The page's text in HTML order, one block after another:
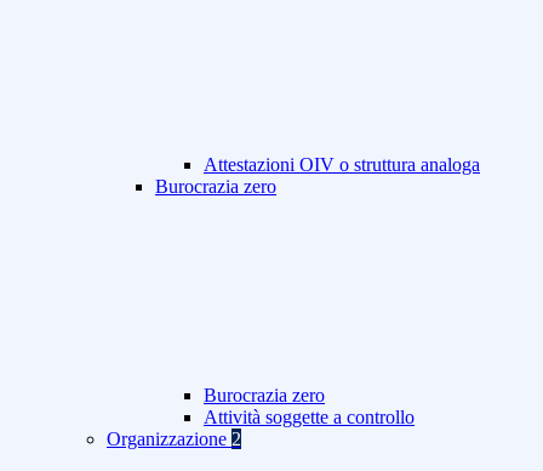
Attestazioni OIV o struttura analoga
Burocrazia zero
Burocrazia zero
Attività soggette a controllo
Organizzazione 2